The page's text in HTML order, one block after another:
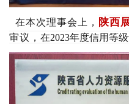
在本次理事会上， 陕西
审议， 在2023年度信用等